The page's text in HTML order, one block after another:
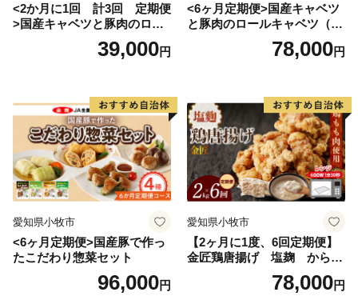
<2か月に1回 計3回 定期便
>国産キャベツと豚肉のロー
ルキャベツ（4P入り）
39,000円
<6ヶ月定期便>国産キャベツ
と豚肉のロールキャベツ（4P
78,000円
愛知県小牧市
<6ヶ月定期便>国産豚で作っ
たこだわり惣菜セット
96,000円
愛知県小牧市
【2ヶ月に1度、6回定期便】
金匠鶏唐揚げ 塩麹 からあ
78,000円